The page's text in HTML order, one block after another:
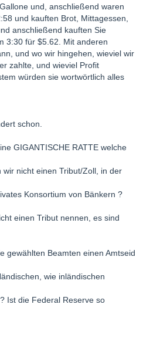
und, anschließend waren
und kauften Brot, Mittagessen,
anschließend kauften Sie
3:30 für $5.62. Mit anderen
und wo wir hingehen, wieviel wir
zahlte, und wieviel Profit
würden sie wortwörtlich alles
schon.
GIGANTISCHE RATTE welche
nicht einen Tribut/Zoll, in der
Konsortium von Bänkern ?
einen Tribut nennen, es sind
gewählten Beamten einen Amtseid
wie inländischen
Ist die Federal Reserve so